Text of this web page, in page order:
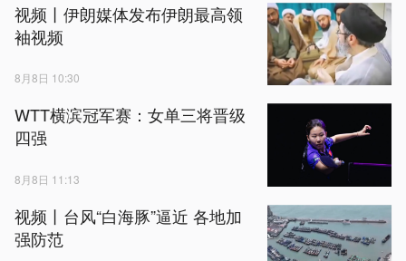
视频丨伊朗媒体发布伊朗最高领
袖视频
8月8日 10:30
WTT横滨冠军赛：女单三将晋级
四强
8月8日 11:13
视频丨台风“白海豚”逼近 各地加
强防范